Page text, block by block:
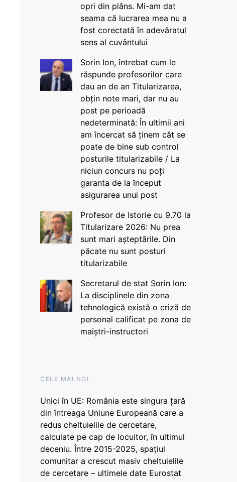
opri din plâns. Mi-am dat
seama că lucrarea mea nu a
fost corectată în adevăratul
sens al cuvântului
Sorin Ion, întrebat cum le
răspunde profesorilor care
dau an de an Titularizarea,
obțin note mari, dar nu au
post pe perioadă
nedeterminată: În ultimii ani
am încercat să ținem cât se
poate de bine sub control
posturile titularizabile / La
niciun concurs nu poți
garanta de la început
asigurarea unui post
Profesor de Istorie cu 9.70 la
Titularizare 2026: Nu prea
sunt mari așteptările. Din
păcate nu sunt posturi
titularizabile
Secretarul de stat Sorin Ion:
La disciplinele din zona
tehnologică există o criză de
personal calificat pe zona de
maiștri-instructori
CELE MAI NOI
Unici în UE: România este singura țară
din întreaga Uniune Europeană care a
redus cheltuielile de cercetare,
calculate pe cap de locuitor, în ultimul
deceniu. Între 2015-2025, spațiul
comunitar a crescut masiv cheltuielile
de cercetare – ultimele date Eurostat